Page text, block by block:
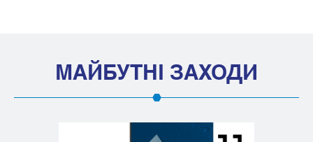
МАЙБУТНІ ЗАХОДИ